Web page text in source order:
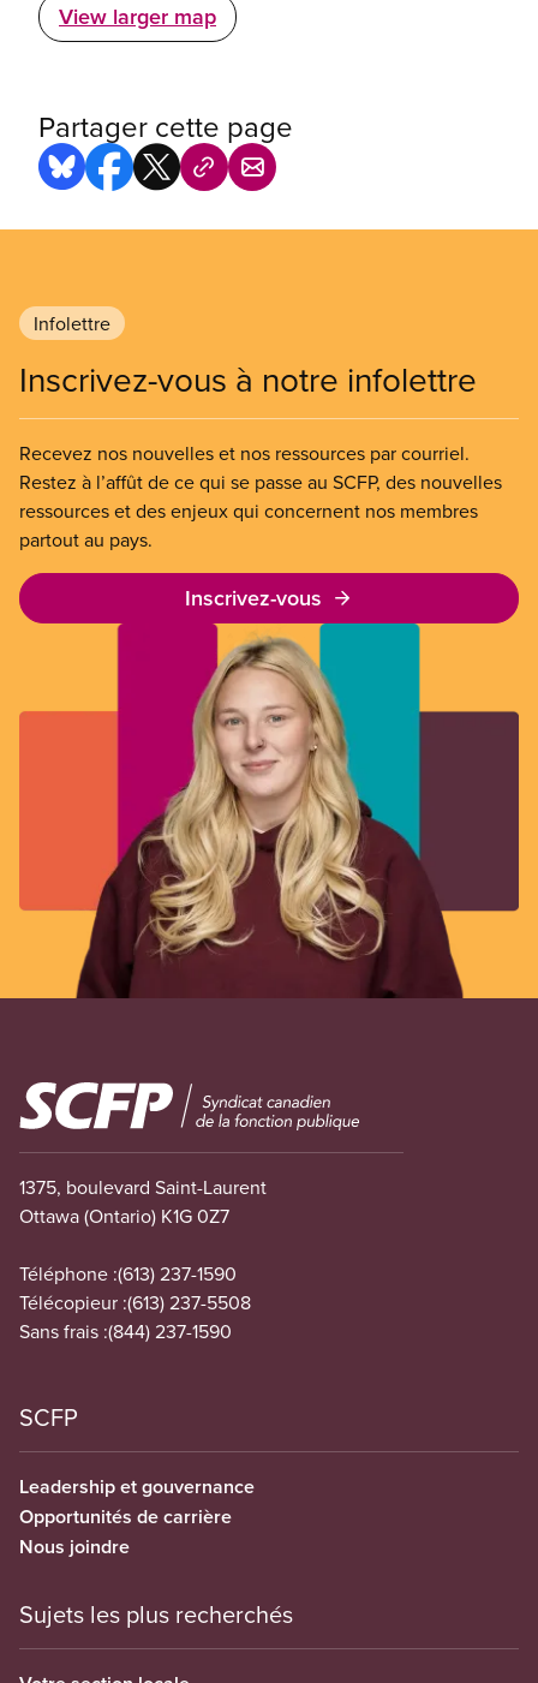
View larger map
Partager cette page
Infolettre
Inscrivez-vous à notre infolettre
Recevez nos nouvelles et nos ressources par courriel.
Restez à l’affût de ce qui se passe au SCFP, des nouvelles
ressources et des enjeux qui concernent nos membres
partout au pays.
Inscrivez-vous
Image
1375, boulevard Saint-Laurent
Ottawa (Ontario) K1G 0Z7
Téléphone :(613) 237-1590
Télécopieur :(613) 237-5508
Sans frais :(844) 237-1590
SCFP
Leadership et gouvernance
Opportunités de carrière
Nous joindre
Sujets les plus recherchés